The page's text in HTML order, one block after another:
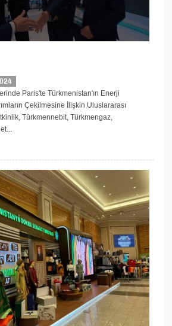
Paris'te Türkmenistan'ın Enerji
Çekilmesine İlişkin Uluslararası
Türkmennebit, Türkmengaz,